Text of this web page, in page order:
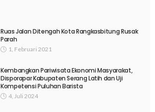
Ruas Jalan Ditengah Kota Rangkasbitung Rusak
Parah
1, Februari 2021
Kembangkan Pariwisata Ekonomi Masyarakat,
Disporapar Kabupaten Serang Latih dan Uji
Kompetensi Puluhan Barista
4, Juli 2024